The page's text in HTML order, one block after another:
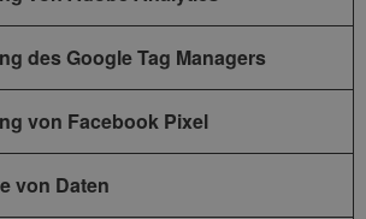
des Google Tag Managers
von Facebook Pixel
von Daten